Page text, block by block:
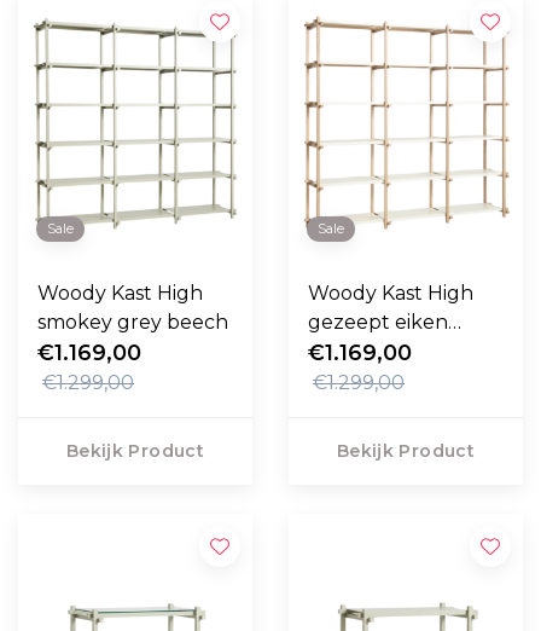
Sale
Woody Kast High
smokey grey beech
€1.169,00
€1.299,00
Bekijk Product
Sale
Woody Kast High
gezeept eiken
frame, almond wit
€1.169,00
€1.299,00
Bekijk Product